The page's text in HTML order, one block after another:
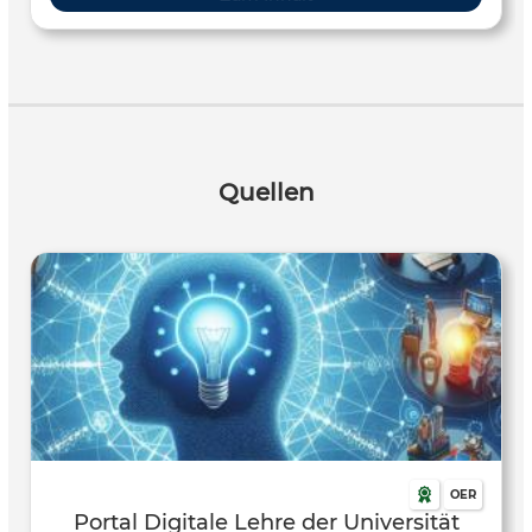
CoSpaces bis hin zu Ozobot – das Angebot umfasst Video-
Tutorials, Arbeitsblätter, Verlaufspläne und exemplarische
kreatives Denken und algorithmisches Problemlösen und
eingesetzt werden – etwa für Projekte zu Cybermobbing,
Verkehrswegeplanung oder digitalem Basteln . Die Tools
und Apps richtet sich an Lehrkräfte der Primar- und
Sekundarstufe I, die digitale Werkzeuge kreativ und
fachübergreifend in ihren Unterricht integrieren möchten.
Es ist besonders geeignet für Lehrenden ohne oder mit
geringen Vorkenntnissen, die Unterstützung bei der
Entwicklung und Durchführung technischer und digitaler
Lernangebote suchen.
Quellen
OER
Portal Digitale Lehre der Universität